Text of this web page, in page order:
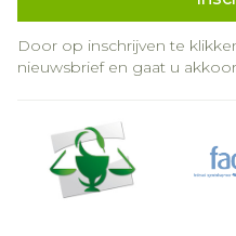
Door op inschrijven te
nieuwsbrief en gaat u